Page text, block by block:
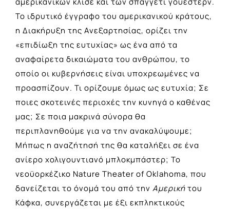
Το ιδρυτικό έγγραφο του αμερικανικού κράτους,
η Διακήρυξη της Ανεξαρτησίας, ορίζει την
«επιδίωξη της ευτυχίας» ως ένα από τα
αναφαίρετα δικαιώματα του ανθρώπου, το
οποίο οι κυβερνήσεις είναι υποχρεωμένες να
προασπίζουν. Τι ορίζουμε όμως ως ευτυχία; Σε
ποιες σκοτεινές περιοχές την κυνηγά ο καθένας
μας; Σε ποια μακρινά σύνορα θα
περιπλανηθούμε για να την ανακαλύψουμε;
Μήπως η αναζήτησή της θα καταλήξει σε ένα
ανίερο χολιγουντιανό μπλοκμπάστερ; Το
νεοϋορκέζικο Nature Theater of Oklahoma, που
δανείζεται το όνομά του από την Αμερικήτου
Κάφκα, συνεργάζεται με έξι εκπληκτικούς